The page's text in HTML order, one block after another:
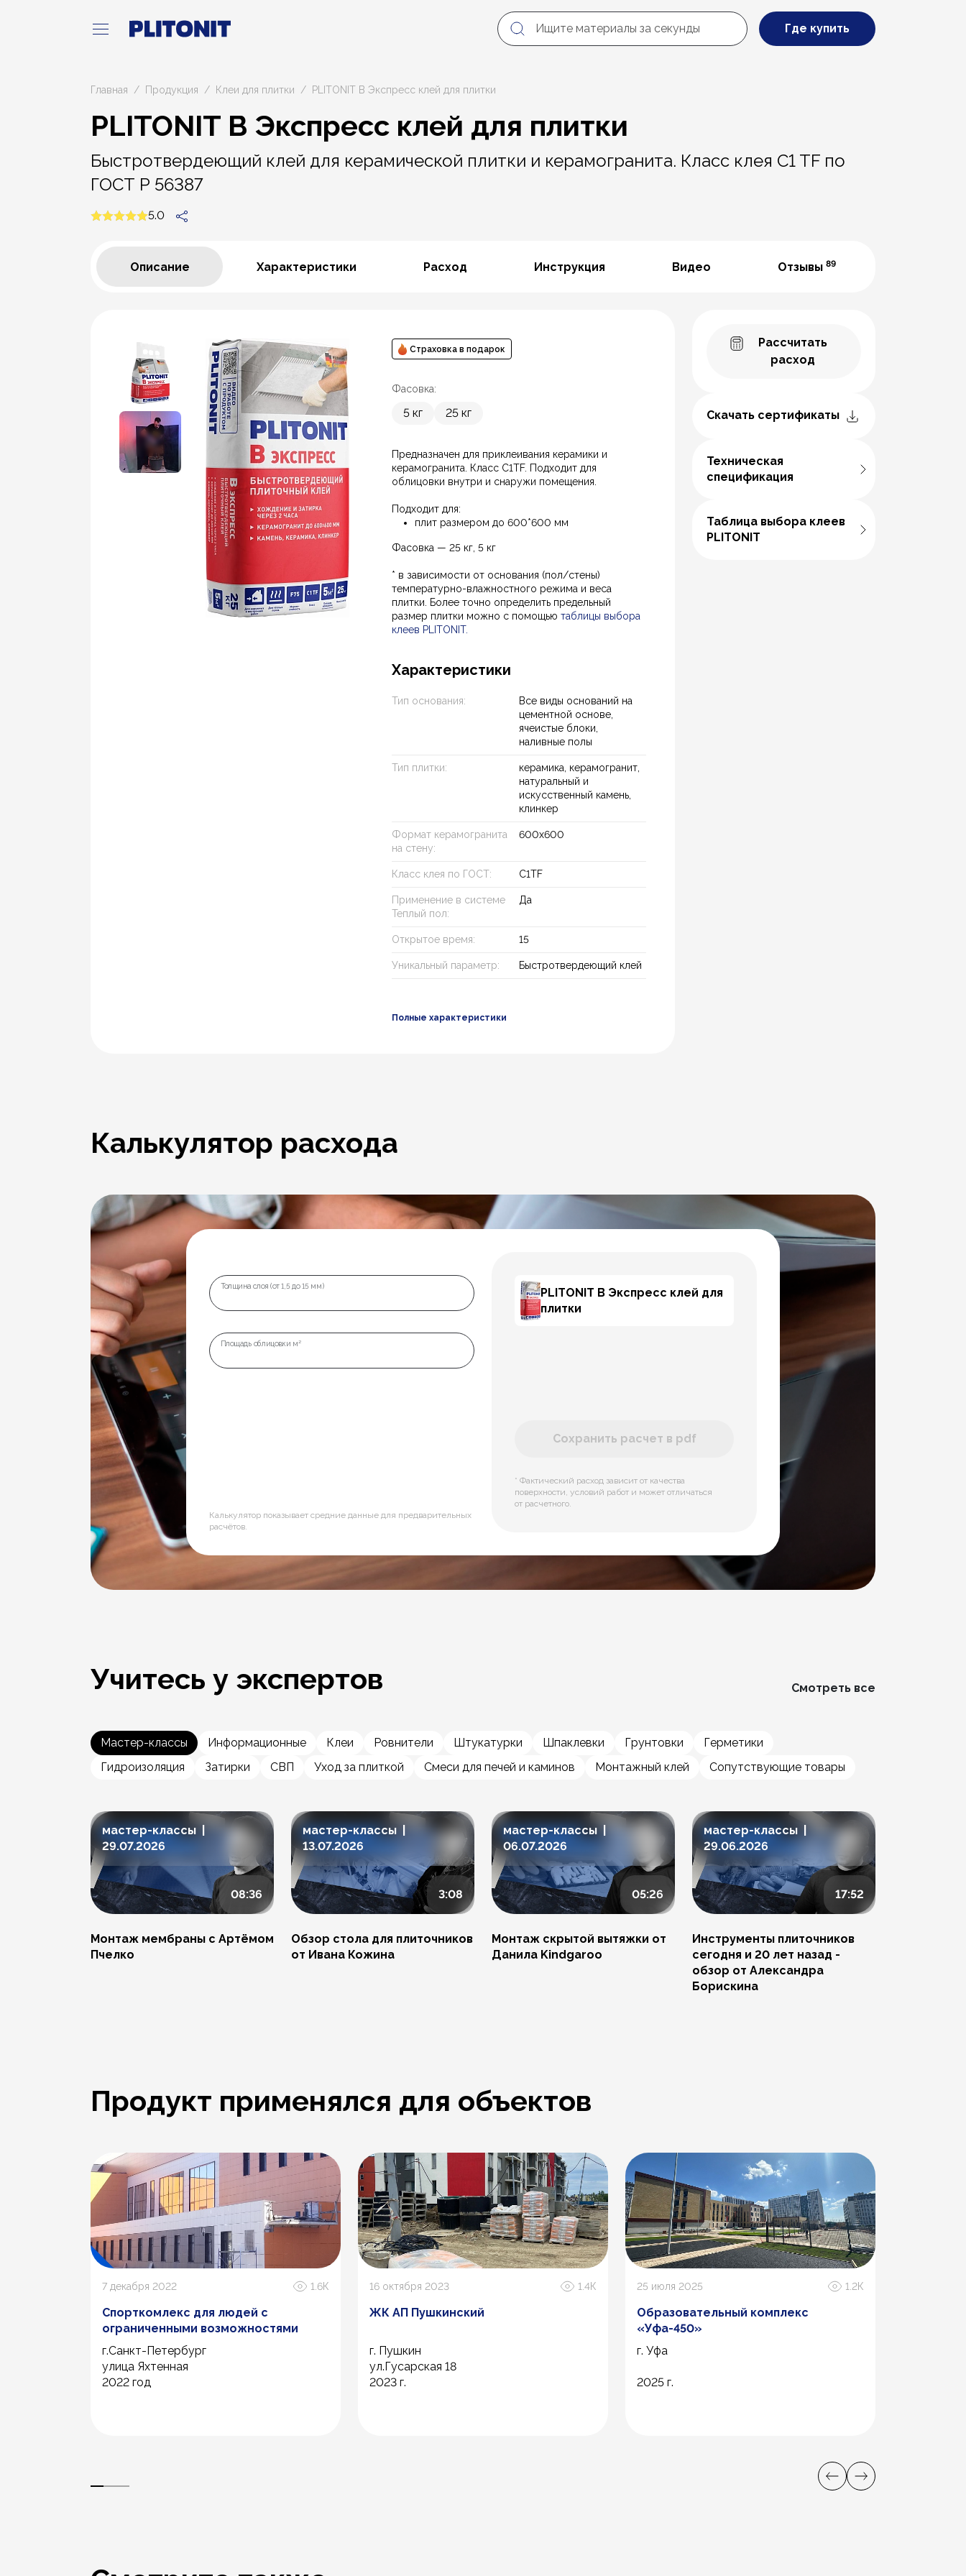
Где купить
Главная Продукция Клеи для плитки PLITONIT В Экспресс клей для плитки
PLITONIT В Экспресс клей для плитки
Быстротвердеющий клей для керамической плитки и керамогранита. Класс клея C1 TF по
ГОСТ Р 56387
5.0
Описание Характеристики Расход Инструкция Видео Отзывы89
Страховка в подарок
Фасовка:
5 кг 25 кг
Предназначен для приклеивания керамики и
керамогранита. Класс С1ТF. Подходит для
облицовки внутри и снаружи помещения.
Подходит для:
плит размером до 600*600 мм
Фасовка — 25 кг, 5 кг
* в зависимости от основания (пол/стены)
температурно-влажностного режима и веса
плитки. Более точно определить предельный
размер плитки можно с помощью таблицы выбора
клеев PLITONIT.
Характеристики
Тип основания:
Все виды оснований на
цементной основе,
ячеистые блоки,
наливные полы
Тип плитки:
керамика, керамогранит,
натуральный и
искусственный камень,
клинкер
Формат керамогранита
на стену:
600х600
Класс клея по ГОСТ: C1TF
Применение в системе
Теплый пол:
Да
Открытое время: 15
Уникальный параметр: Быстротвердеющий клей
Полные характеристики
Рассчитать
расход
Скачать сертификаты
Техническая
спецификация
Таблица выбора клеев
PLITONIT
Калькулятор расхода
Толщина слоя (от 1,5 до 15 мм)
Площадь облицовки м²
Калькулятор показывает средние данные для предварительных
расчётов.
PLITONIT В Экспресс клей для
плитки
Сохранить расчет в pdf
* Фактический расход зависит от качества
поверхности, условий работ и может отличаться
от расчетного.
Учитесь у экспертов Смотреть все
Мастер-классы Информационные Клеи Ровнители Штукатурки Шпаклевки Грунтовки
Герметики
Гидроизоляция
Затирки СВП Уход за плиткой Смеси для печей и каминов Монтажный клей Сопутствующие товары
мастер-классы |
29.07.2026
08:36
Монтаж мембраны с Артёмом
Пчелко
мастер-классы |
13.07.2026
3:08
Обзор стола для плиточников
от Ивана Кожина
мастер-классы |
06.07.2026
05:26
Монтаж скрытой вытяжки от
Данила Kindgaroo
мастер-классы |
29.06.2026
17:52
Инструменты плиточников
сегодня и 20 лет назад -
обзор от Александра
Борискина
Продукт применялся для объектов
7 декабря 2022 1.6К
Спорткомлекс для людей с
ограниченными возможностями
г.Санкт-Петербург
улица Яхтенная
2022 год
16 октября 2023 1.4К
ЖК АП Пушкинский
г. Пушкин
ул.Гусарская 18
2023 г.
25 июля 2025 1.2К
Образовательный комплекс
«Уфа-450»
г. Уфа
2025 г.